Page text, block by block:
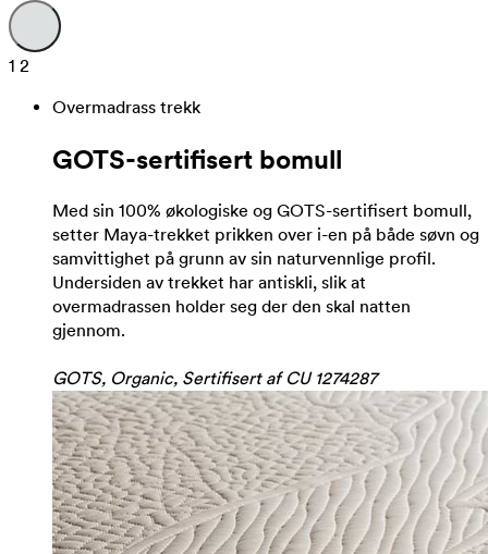
1 2
Overmadrass trekk
GOTS-sertifisert bomull
Med sin 100% økologiske og GOTS-sertifisert bomull,
setter Maya-trekket prikken over i-en på både søvn og
samvittighet på grunn av sin naturvennlige profil.
Undersiden av trekket har antiskli, slik at
overmadrassen holder seg der den skal natten
gjennom.
GOTS, Organic, Sertifisert af CU 1274287